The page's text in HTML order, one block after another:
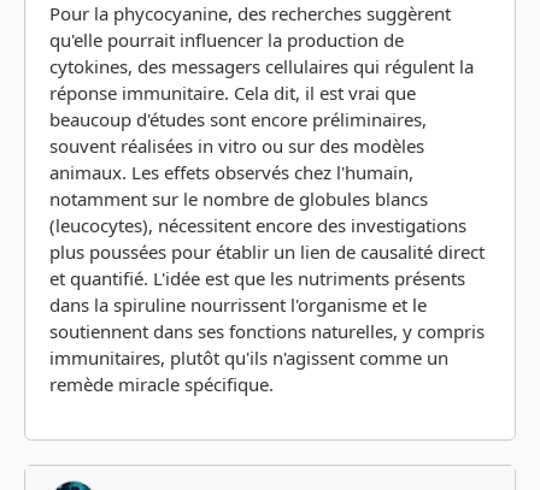
Pour la phycocyanine, des recherches suggèrent
qu'elle pourrait influencer la production de
cytokines, des messagers cellulaires qui régulent la
réponse immunitaire. Cela dit, il est vrai que
beaucoup d'études sont encore préliminaires,
souvent réalisées in vitro ou sur des modèles
animaux. Les effets observés chez l'humain,
notamment sur le nombre de globules blancs
(leucocytes), nécessitent encore des investigations
plus poussées pour établir un lien de causalité direct
et quantifié. L'idée est que les nutriments présents
dans la spiruline nourrissent l'organisme et le
soutiennent dans ses fonctions naturelles, y compris
immunitaires, plutôt qu'ils n'agissent comme un
remède miracle spécifique.